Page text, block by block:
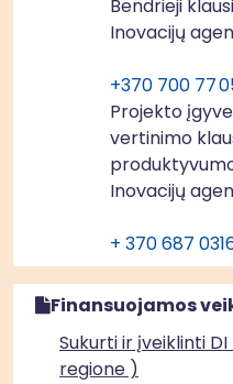
Bendrieji
Inovacijų
+370 700 77
Projekto
vertinimo
Inovacijų
+ 370 687
Finansuojamos
Sukurti ir įveiklinti
regione )